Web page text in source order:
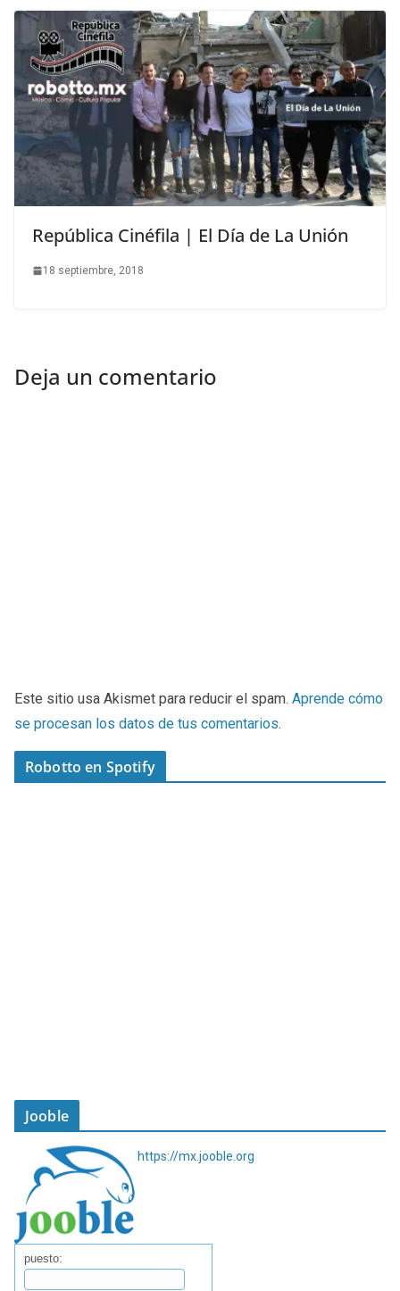
República Cinéfila | El Día de La Unión
18 septiembre, 2018
Deja un comentario
Este sitio usa Akismet para reducir el spam. Aprende cómo
se procesan los datos de tus comentarios.
Robotto en Spotify
Jooble
https://mx.jooble.org
puesto: